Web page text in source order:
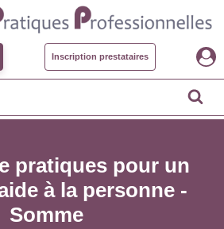
Inscription prestataires
pratiques pour un
à la personne -
Somme